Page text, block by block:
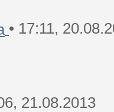
• 17:11,
21.08.2013